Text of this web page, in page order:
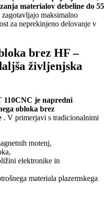
materialov debeline do 55
zagotavljajo maksimalno
za neprekinjeno delovanje v
brez HF –
življenjska
110CNC je napredni
obloka brez
. V primerjavi s tradicionalnimi
motenj,
elektronike in
materiala plazemskega